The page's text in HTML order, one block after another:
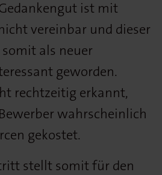
ist mit
vereinbar und dieser
als neuer
geworden.
rechtzeitig erkannt,
wahrscheinlich
gekostet.
stellt somit für den